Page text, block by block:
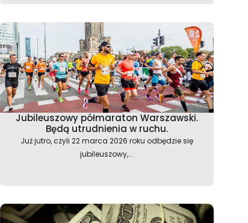
Jubileuszowy półmaraton Warszawski.
Będą utrudnienia w ruchu.
Już jutro, czyli 22 marca 2026 roku odbędzie się
jubileuszowy,...